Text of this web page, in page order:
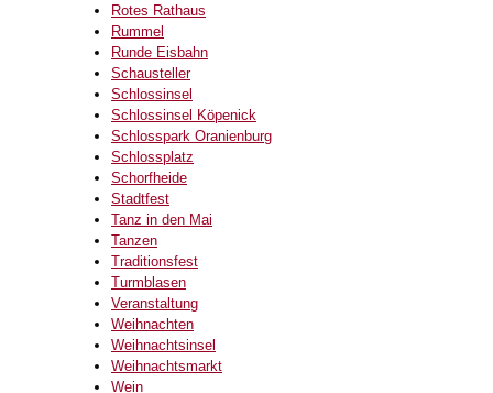
Rotes Rathaus
Rummel
Runde Eisbahn
Schausteller
Schlossinsel
Schlossinsel Köpenick
Schlosspark Oranienburg
Schlossplatz
Schorfheide
Stadtfest
Tanz in den Mai
Tanzen
Traditionsfest
Turmblasen
Veranstaltung
Weihnachten
Weihnachtsinsel
Weihnachtsmarkt
Wein